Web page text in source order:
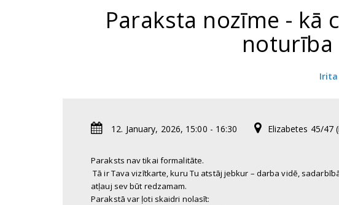
Paraksta nozīme - kā
noturība
Irita
12. January, 2026, 15:00 - 16:30 Elizabetes 45/47
Paraksts nav tikai formalitāte.
Tā ir Tava vizītkarte, kuru Tu atstāj jebkur – darba vidē,
atļauj sev būt redzamam.
Parakstā var ļoti skaidri nolasīt: